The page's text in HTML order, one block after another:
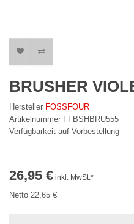
BRUSHER
Hersteller FOSSFOUR
Artikelnummer FFBSHBRU555
Verfügbarkeit auf Vorbestellung
26,95 € inkl. MwSt.*
Netto 22,65 €